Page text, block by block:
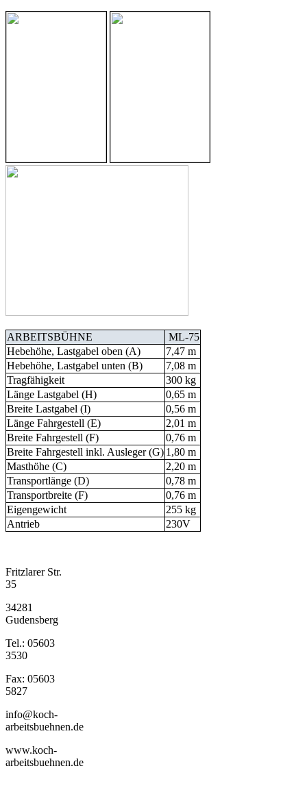
ARBEITSBÜHNE
ML-75
Hebehöhe, Lastgabel oben (A)
7,47 m
Hebehöhe, Lastgabel unten (B)
7,08 m
Tragfähigkeit
300 kg
Länge Lastgabel (H)
0,65 m
Breite Lastgabel (I)
0,56 m
Länge Fahrgestell (E)
2,01 m
Breite Fahrgestell (F)
0,76 m
Breite Fahrgestell inkl. Ausleger (G) 1,80 m
Masthöhe (C)
2,20 m
Transportlänge (D)
0,78 m
Transportbreite (F)
0,76 m
Eigengewicht
255 kg
Antrieb
230V
Fritzlarer Str.
35
34281
Gudensberg
Tel.: 05603
3530
Fax: 05603
5827
info@koch-
arbeitsbuehnen.de
www.koch-
arbeitsbuehnen.de